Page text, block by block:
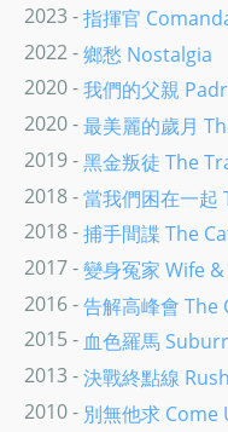
2023 -指揮官
2022 -鄉愁 Nostalgia
2020 -我們的父親
2020 -最美麗的歲月
2019 -黑金叛徒 The
2018 -當我們困在一起
2018 -捕手間諜 The
2017 -變身冤家 Wife
2016 -告解高峰會 The
2015 - 血色羅馬
2013 -決戰終點線
2010 - 別無他求